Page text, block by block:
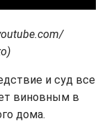
и суд все
виновным в
дома.